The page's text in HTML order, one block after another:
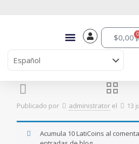
$0,00 0
Publicado por administrator el 13
Acumula 10 LatiCoins al